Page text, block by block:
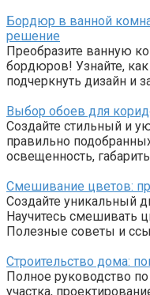
Бордюр в ванной
решение
Преобразите ванную
бордюров! Узнайте,
подчеркнуть дизайн и
Выбор обоев для
Создайте стильный и
правильно
освещенность,
Смешивание цветов:
Создайте уникальный
Научитесь смешивать
Полезные советы и
Строительство дома:
Полное руководство
участка,